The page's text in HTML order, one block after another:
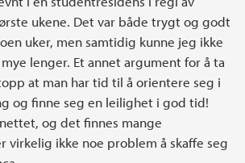
ukene. Det var både trygt og godt
uker, men samtidig kunne jeg ikke
lenger. Et annet argument for å ta
at man har tid til å orientere seg i
og finne seg en leilighet i god tid!
og det finnes mange
virkelig ikke noe problem å skaffe seg